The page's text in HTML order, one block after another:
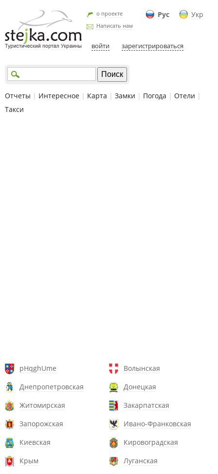
Рус Укр
о проекте
Написать нам
войти зарегистрироваться
Отчеты | Интересное | Карта | Замки | Погода | Отели |
Такси
pHqghUme
Волынская
Днепропетровская
Донецкая
Житомирская
Закарпатская
Запорожская
Ивано-Франковская
Киевская
Кировоградская
Крым
Луганская